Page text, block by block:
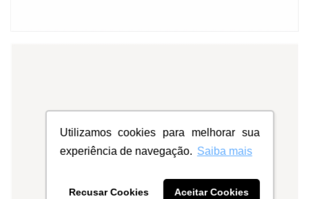
Utilizamos cookies para melhorar sua
experiência de navegação. Saiba mais
Recusar Cookies Aceitar Cookies